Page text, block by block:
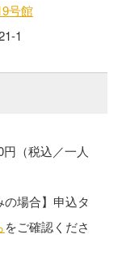
号館
1
円（税込／一人
の場合】申込タ
をご確認くださ